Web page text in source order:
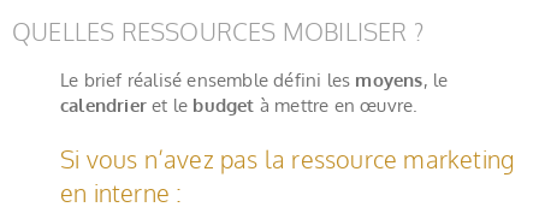
QUELLES RESSOURCES MOBILISER ?
Le brief réalisé ensemble défini les moyens, le
calendrier et le budget à mettre en œuvre.
Si vous n’avez pas la ressource marketing
en interne :